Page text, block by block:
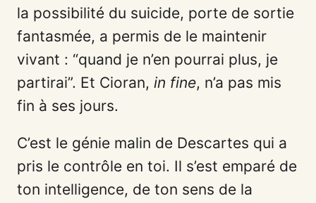
la possibilité du suicide, porte de sortie
fantasmée, a permis de le maintenir
vivant : “quand je n’en pourrai plus, je
partirai”. Et Cioran, in fine, n’a pas mis
fin à ses jours.
C’est le génie malin de Descartes qui a
pris le contrôle en toi. Il s’est emparé de
ton intelligence, de ton sens de la